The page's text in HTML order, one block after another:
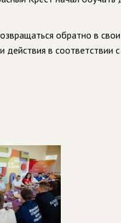
обратно в
действия в соответствии